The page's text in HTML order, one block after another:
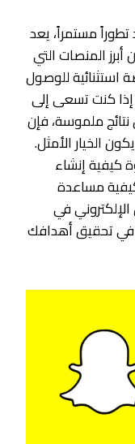
مستمراً، يعد
المنصات التي
استثنائية للوصول
كنت تسعى إلى
نتائج ملموسة، فإن
الخيار الأمثل.
كيفية إنشاء
مساعدة
في
في تحقيق أهدافك